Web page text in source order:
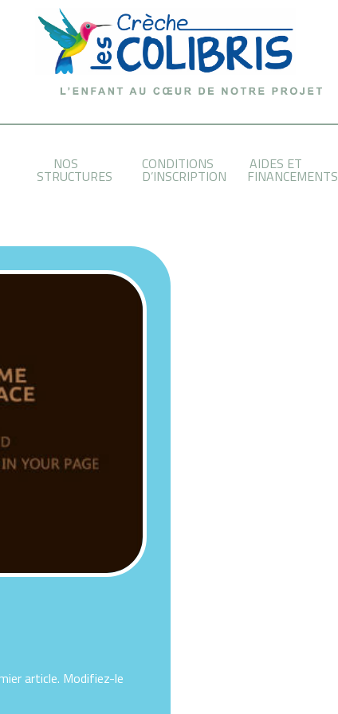
NOS
STRUCTURES
CONDITIONS
D’INSCRIPTION
AIDES ET
FINANCEMENTS
article. Modifiez-le